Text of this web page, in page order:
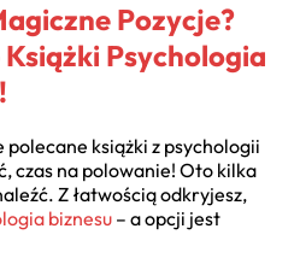
Pozycje?
Psychologia
polecane książki z psychologii
czas na polowanie! Oto kilka
Z łatwością odkryjesz,
biznesu – a opcji jest